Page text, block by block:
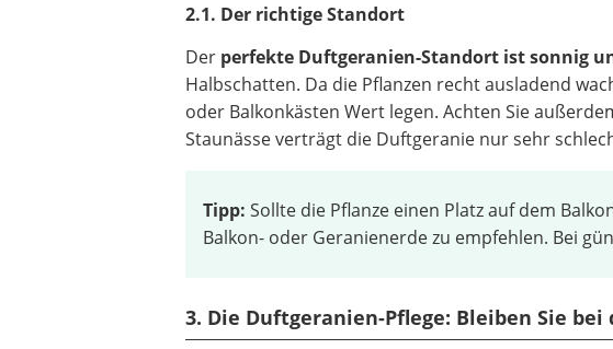
2.1. Der richtige Standort
Der perfekte Duftgeranien-Standort ist sonnig
Halbschatten. Da die Pflanzen recht ausladend
oder Balkonkästen Wert legen. Achten Sie
Staunässe verträgt die Duftgeranie nur sehr
Tipp: Sollte die Pflanze einen Platz auf dem
Balkon- oder Geranienerde zu empfehlen. Bei
3. Die Duftgeranien-Pflege: Bleiben Sie bei